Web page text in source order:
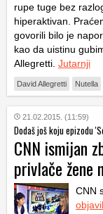
rupe tuge bez
hiperaktivan.
govorili bilo je
kao da uistinu
Allegretti. Jutarnji
David Allegretti Nutella
21.02.2015. (11:59)
Dodaš još koju epizodu
CNN ismijan
privlače žene
CNN